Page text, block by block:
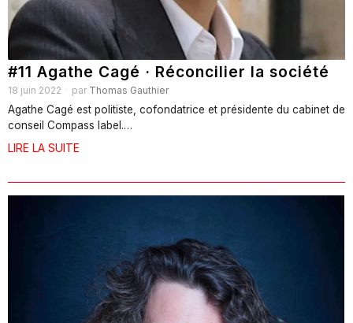
#11 Agathe Cagé · Réconcilier la société
18 juin 2022 par Thomas Gauthier
Agathe Cagé est politiste, cofondatrice et présidente du cabinet de
conseil Compass label.…
LIRE LA SUITE